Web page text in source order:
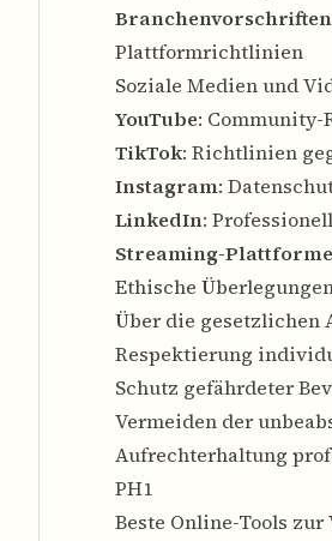
Branchenvorschriften
Plattformrichtlinien
Soziale Medien und
YouTube:
TikTok: Richtlinien
Instagram:
LinkedIn:
Streaming-
Ethische
Über die gesetzlichen
Respektierung
Schutz gefährdeter
Vermeiden der
Aufrechterhaltung
PH1
Beste Online-Tools